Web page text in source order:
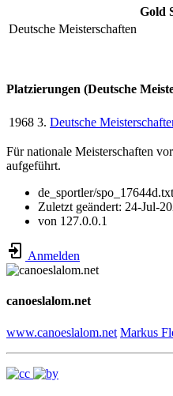
Gold
Deutsche Meisterschaften
Platzierungen (Deutsche
1968 3. Deutsche
Für nationale Meisterschaften
aufgeführt.
de_sportler/spo_17644d.txt
Zuletzt geändert: 24-Jul-
von 127.0.0.1
Anmelden
canoeslalom.net
www.canoeslalom.net Markus